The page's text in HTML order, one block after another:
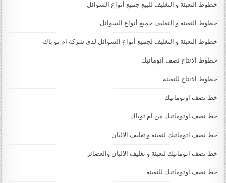
خطوط التعبئة و التغليف للبيع جميع أنواع السوائل
خطوط التعبئة و التغليف جميع أنواع السوائل
خطوط التعبئة و التغليف لجميع أنواع السوائل لدى شركة ام تو باك
خطوط الانتاج نصف اتوماتيك
خطوط الانتاج للتعبئة
خط نصف اوتوماتيك
خط نصف اوتوماتيك من ام توباك
خط نصف اتوماتيك لتعبئة و تغليف الالبان
خط نصف اتوماتيك لتعبئة و تغليف الالبان والعصائر
خط نصف اوتوماتيك للتعبئة